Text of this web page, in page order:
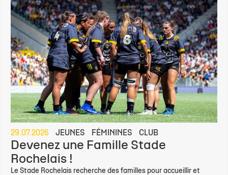
29.07.2026 JEUNES FÉMININES CLUB
Devenez une Famille Stade
Rochelais !
Le Stade Rochelais recherche des familles pour accueillir et